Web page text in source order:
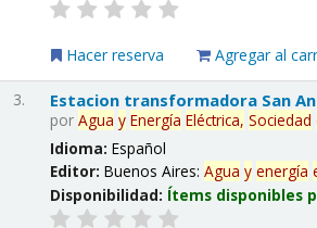
Hacer reserva Agregar al
3. Estacion transformadora San
porAgua y Energía Eléctrica, Sociedad
Idioma:Español
Editor:Buenos Aires:Agua y energía
Disponibilidad: Ítems disponibles